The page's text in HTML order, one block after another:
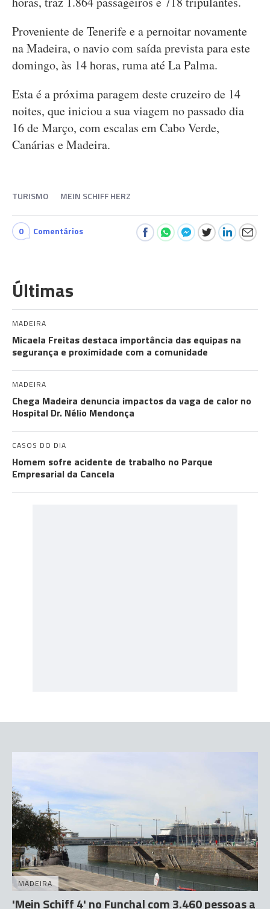
Proveniente de Tenerife e a pernoitar novamente
na Madeira, o navio com saída prevista para este
domingo, às 14 horas, ruma até La Palma.
Esta é a próxima paragem deste cruzeiro de 14
noites, que iniciou a sua viagem no passado dia
16 de Março, com escalas em Cabo Verde,
Canárias e Madeira.
TURISMO MEIN SCHIFF HERZ
0 Comentários
Últimas
MADEIRA
Micaela Freitas destaca importância das equipas na
segurança e proximidade com a comunidade
MADEIRA
Chega Madeira denuncia impactos da vaga de calor no
Hospital Dr. Nélio Mendonça
CASOS DO DIA
Homem sofre acidente de trabalho no Parque
Empresarial da Cancela
MADEIRA
'Mein Schiff 4' no Funchal com 3.460 pessoas a